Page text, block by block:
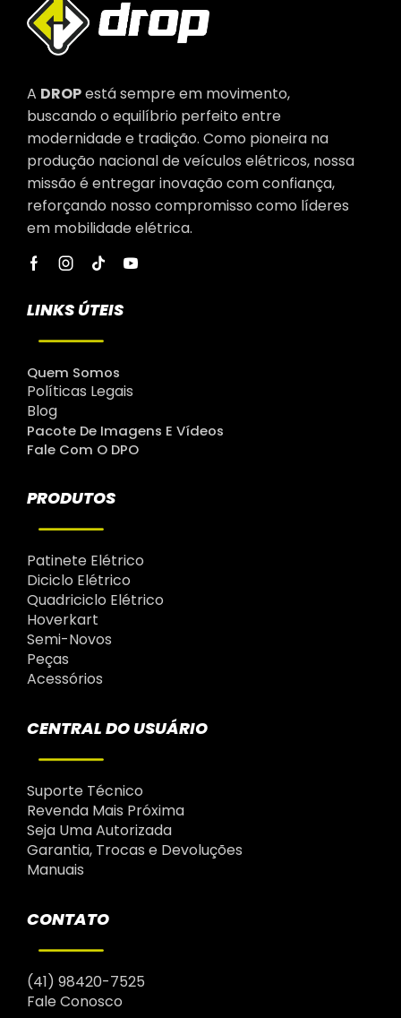
A DROPestá sempre em movimento,
buscando o equilíbrio perfeito entre
modernidade e tradição. Como pioneira na
produção nacional de veículos elétricos, nossa
missão é entregar inovação com confiança,
reforçando nosso compromisso como líderes
em mobilidade elétrica.
LINKS ÚTEIS
Quem Somos
Políticas Legais
Blog
Pacote De Imagens E Vídeos
Fale Com O DPO
PRODUTOS
Patinete Elétrico
Diciclo Elétrico
Quadriciclo Elétrico
Hoverkart
Semi-Novos
Peças
Acessórios
CENTRAL DO USUÁRIO
Suporte Técnico
Revenda Mais Próxima
Seja Uma Autorizada
Garantia, Trocas e Devoluções
Manuais
CONTATO
(41) 98420-7525
Fale Conosco